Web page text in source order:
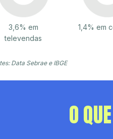
3,6% em
televendas
1,4% em
Data Sebrae e IBGE
O